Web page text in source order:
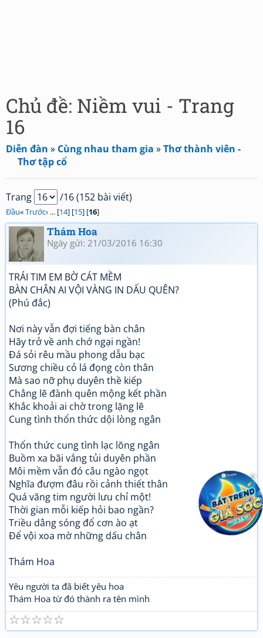
Chủ đề: Niềm vui - Trang
16
Diễn đàn » Cùng nhau tham gia »Thơ thành viên -
Thơ tập cổ
Trang /16 (152 bài viết)
Đầu«Trước‹ ... [14] [15] [16]
Thám Hoa
Ngày gửi: 21/03/2016 16:30
TRÁI TIM EM BỜ CÁT MỀM
BÀN CHÂN AI VỘI VÀNG IN DẤU QUÊN?
(Phú đắc)
Nơi này vẫn đợi tiếng bàn chân
Hãy trở về anh chớ ngại ngần!
Đá sỏi rêu mầu phong dẫu bạc
Sương chiều cỏ lá đọng còn thân
Mà sao nỡ phụ duyên thề kiếp
Chẳng lẽ đành quên mộng kết phần
Khắc khoải ai chờ trong lặng lẽ
Cung tình thổn thức dội lòng ngân
Thổn thức cung tình lạc lõng ngân
Buồm xa bãi vắng tủi duyên phần
Môi mềm vẫn đó câu ngào ngọt
Nghĩa đượm đâu rồi cảnh thiết thân
Quá vãng tim người lưu chỉ một!
Thời gian mỗi kiếp hỏi bao ngần?
Triều dâng sóng đổ cơn ào ạt
Để vội xoa mờ những dấu chân
Thám Hoa
Yêu người ta đã biết yêu hoa
Thám Hoa từ đó thành ra tên mình
☆
☆
☆
☆
☆